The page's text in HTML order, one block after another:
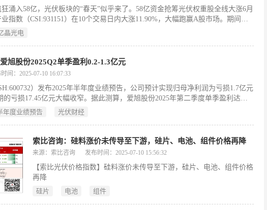
涌入58亿，光伏板块的“春天”似乎来了。58亿资金抢筹光伏权重股全线大涨6月
指数（CSI:931151）在10个交易日内大涨11.90%，大幅跑赢A股市场。期间，
晶光电
旭股份2025Q2单季盈利0.2-1.3亿元
间：2025-07-10 16:07:33
）发布2025年半年度业绩预告，公司预计实现归母净利润为亏损1.7亿元
的亏损17.45亿元大幅收窄。据此测算，爱旭股份2025年第二季度单季盈利达到
年度业绩预告 光伏财经
索比咨询：硅料涨价未传导至下游，硅片、电池、组件价格再降
来源：索比咨询 发布时间：2025-07-10 15:56:32
【索比光伏价格指数】硅料涨价未传导至下游，硅片、电池、组件价格
再降
硅片
电池 组件